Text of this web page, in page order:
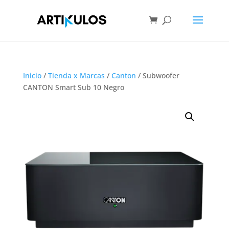
Inicio/ Tienda x Marcas / Canton / Subwoofer
CANTON Smart Sub 10 Negro